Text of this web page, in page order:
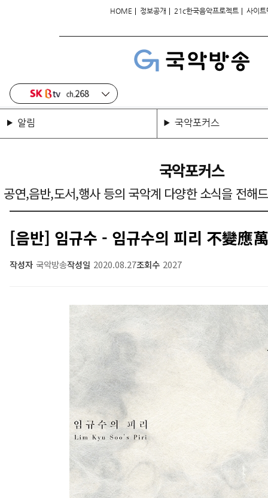
HOME | 정보공개 | 21c한국음악프로젝트 | 사이트
알림 국악포커스
국악포커스
공연,음반,도서,행사 등의 국악계 다양한 소식을 전해
[음반] 임규수 - 임규수의 피리 不變應
작성자 국악방송작성일 2020.08.27조회수 2027